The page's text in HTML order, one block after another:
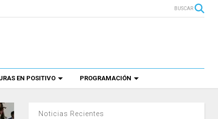
BUSCAR
EN POSITIVO PROGRAMACIÓN
Noticias Recientes